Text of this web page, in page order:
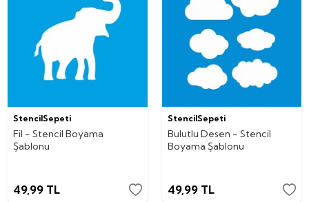
StencilSepeti
Fil - Stencil Boyama
Şablonu
49,99 TL
StencilSepeti
Bulutlu Desen - Stencil
Boyama Şablonu
49,99TL